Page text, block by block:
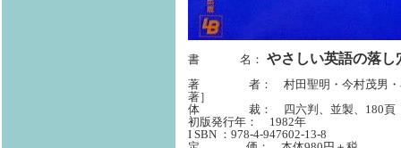
書 名： やさしい英語の落し
著 者：
村田聖明・今村茂男
著］
体 裁： 四六判、並製、180頁
初版発行年： 1982年
I SBN ：978-4-947602-13-8